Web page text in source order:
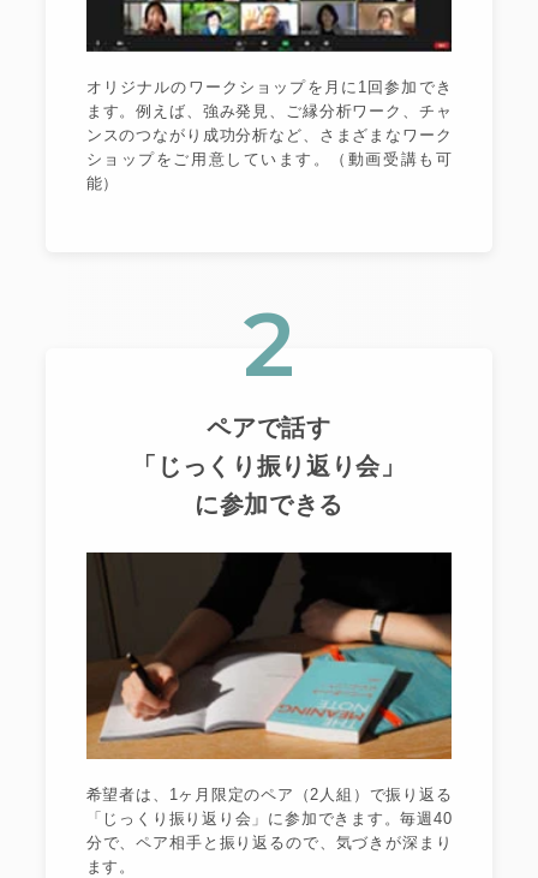
オリジナルのワークショップを月に1回参加でき
ます。例えば、強み発見、ご縁分析ワーク、チャ
ンスのつながり成功分析など、さまざまなワーク
ショップをご用意しています。（動画受講も可
能）
2
ペアで話す
「じっくり振り返り会」
に参加できる
希望者は、1ヶ月限定のペア（2人組）で振り返る
「じっくり振り返り会」に参加できます。毎週40
分で、ペア相手と振り返るので、気づきが深まり
ます。